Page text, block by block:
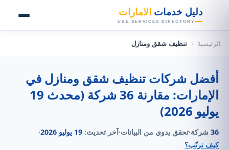
دليل خدمات الامارات
UAE SERVICES DIRECTORY
الرئيسية ‹ تنظيف شقق ومنازل
أفضل شركات تنظيف شقق ومنازل في
الإمارات: مقارنة 36 شركة (محدث 19
يوليو 2026)
36 شركة·تحقق يدوي من البيانات·آخر تحديث: 19 يوليو 2026
·
كيف نرتّب؟